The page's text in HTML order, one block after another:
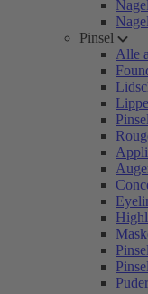
Pinsel
Alle